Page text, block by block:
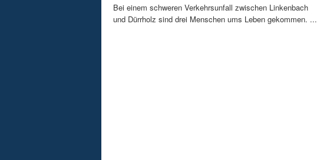
Bei einem schweren Verkehrsunfall zwischen Linkenbach
und Dürrholz sind drei Menschen ums Leben gekommen. ...